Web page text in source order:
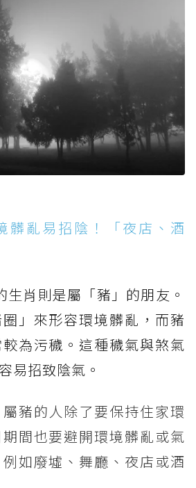
髒亂易招陰！「夜店、酒
生肖則是屬「豬」的朋友。
」來形容環境髒亂，而豬
為污穢。這種穢氣與煞氣
易招致陰氣。
豬的人除了要保持住家環
間也要避開環境髒亂或氣
如廢墟、舞廳、夜店或酒